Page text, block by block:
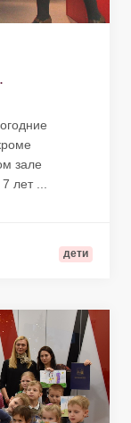
зале
лет ...
дети